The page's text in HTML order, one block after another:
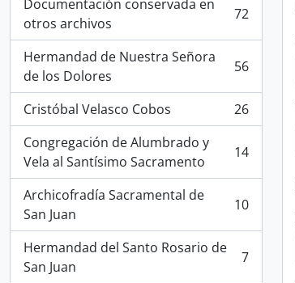
Documentación conservada en
otros archivos
, 72 results 72
Hermandad de Nuestra Señora
de los Dolores
, 56 results 56
Cristóbal Velasco Cobos
, 26 results
26
Congregación de Alumbrado y
Vela al Santísimo Sacramento
, 14 results 14
Archicofradía Sacramental de
San Juan
, 10 results 10
Hermandad del Santo Rosario de
San Juan
, 7 results 7